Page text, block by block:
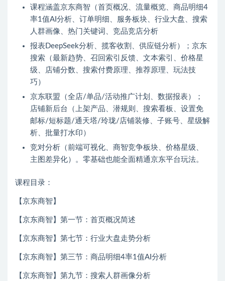
课程涵盖京东商智（首页概况、流量概览、商品明细4
率1值AI分析、订单明细、服务板块、行业大盘、搜索
人群画像、热门关键词、竞品竞店分析
报表DeepSeek分析、揽客收割、供应链分析）；京东
搜索（最新趋势、召回索引反馈、文本索引、价格星
级、店铺分数、搜索付费原理、推荐原理、玩法技
巧）
京东联盟（全店/单品/活动推广计划、数据报表）；
店铺新后台（上架产品、潜规则、搜索看板、设置免
邮标/短标题/通天塔/玲珑/店铺装修、子账号、星级解
析、批量打水印）
竞对分析（前端可视化、商智竞争板块、价格星级、
主图差异化）。零基础也能全面精通京东平台玩法。
课程目录：
【京东商智】
【京东商智】第一节：首页概况简述
【京东商智】第七节：行业大盘走势分析
【京东商智】第三节：商品明细4率1值AI分析
【京东商智】第九节：搜索人群画像分析